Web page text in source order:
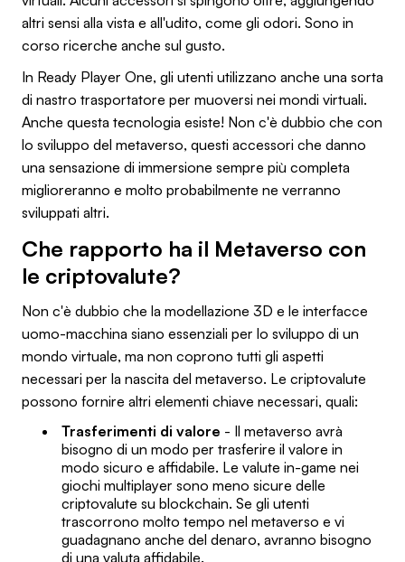
altri sensi alla vista e all'udito, come gli odori. Sono in
corso ricerche anche sul gusto.
In Ready Player One, gli utenti utilizzano anche una sorta
di nastro trasportatore per muoversi nei mondi virtuali.
Anche questa tecnologia esiste! Non c'è dubbio che con
lo sviluppo del metaverso, questi accessori che danno
una sensazione di immersione sempre più completa
miglioreranno e molto probabilmente ne verranno
sviluppati altri.
Che rapporto ha il Metaverso con
le criptovalute?
Non c'è dubbio che la modellazione 3D e le interfacce
uomo-macchina siano essenziali per lo sviluppo di un
mondo virtuale, ma non coprono tutti gli aspetti
necessari per la nascita del metaverso. Le criptovalute
possono fornire altri elementi chiave necessari, quali:
Trasferimenti di valore - Il metaverso avrà
bisogno di un modo per trasferire il valore in
modo sicuro e affidabile. Le valute in-game nei
giochi multiplayer sono meno sicure delle
criptovalute su blockchain. Se gli utenti
trascorrono molto tempo nel metaverso e vi
guadagnano anche del denaro, avranno bisogno
di una valuta affidabile.